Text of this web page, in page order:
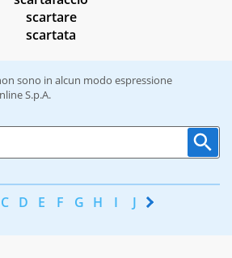
scartare
scartata
sono in alcun modo espressione
S.p.A.
C D E F G H I J K